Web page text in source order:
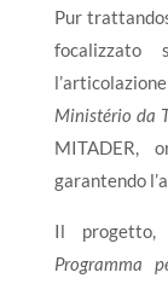
Pur
focalizzato
Ministério da
MITADER,
garantendo
Il
Programma